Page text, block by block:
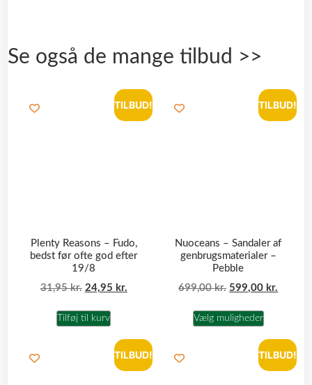
Se også de mange tilbud >>
TILBUD!
Plenty Reasons – Fudo,
bedst før ofte god efter
19/8
31,95kr. 24,95 kr.
Tilføj til kurv
TILBUD!
Nuoceans – Sandaler af
genbrugsmaterialer –
Pebble
699,00kr. 599,00 kr.
Vælg muligheder
TILBUD! TILBUD!